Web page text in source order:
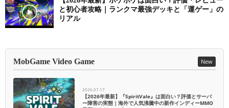
と初心者攻略｜ランクマ最強デッキと「運ゲー」の
リアル
MobGame Video Game New
2026.07.17
【2026年最新】『SpiritVale』は面白い？評価とサーバ
ー障害の実態｜海外で人気沸騰中の新作インディーMMO